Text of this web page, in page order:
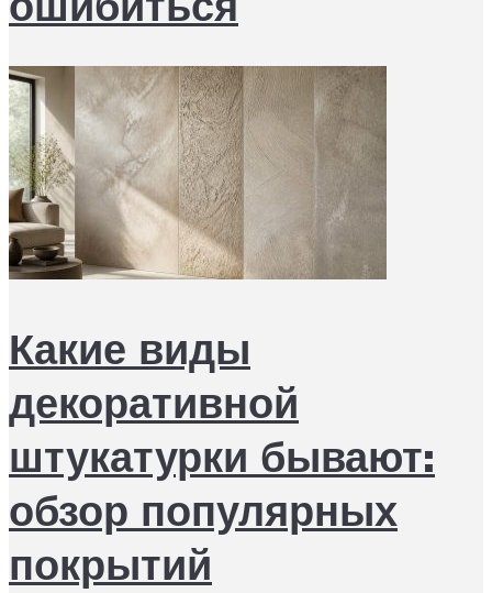
Какие виды
декоративной
штукатурки бывают:
обзор популярных
покрытий